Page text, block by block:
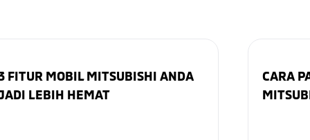
FITUR MOBIL MITSUBISHI ANDA
LEBIH HEMAT
CARA